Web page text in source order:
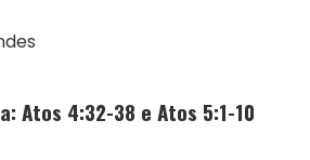
Atos 4:32-38 e Atos 5:1-10